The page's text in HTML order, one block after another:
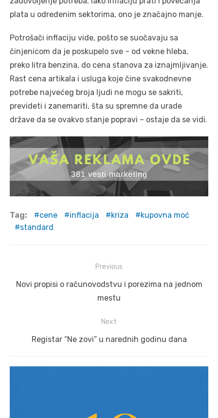
plata u određenim sektorima, ono je značajno manje.
Potrošači inflaciju vide, pošto se suočavaju sa
činjenicom da je poskupelo sve – od vekne hleba,
preko litra benzina, do cena stanova za iznajmljivanje.
Rast cena artikala i usluga koje čine svakodnevne
potrebe najvećeg broja ljudi ne mogu se sakriti,
prevideti i zanemariti, šta su spremne da urade
države da se ovakvo stanje popravi – ostaje da se vidi.
Tag: cene inflacija kriza
kupovna moć
standard
navigation
Previous
Previous
Novi propisi o računovodstvu i porezima na jednom
mestu
Next
Next
Registar “Ne zovi” u narednih godinu dana